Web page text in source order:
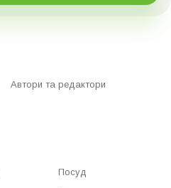
Автори та редактори
Посуд